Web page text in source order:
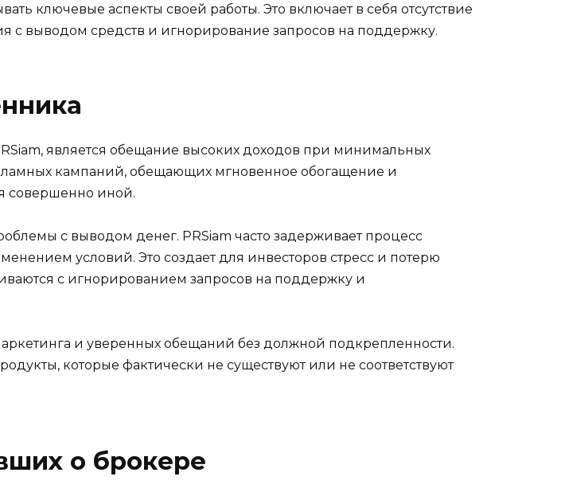
ключевые аспекты своей работы. Это включает в себя отсутствие
с выводом средств и игнорирование запросов на поддержку.
является обещание высоких доходов при минимальных
кампаний, обещающих мгновенное обогащение и
совершенно иной.
с выводом денег. PRSiam часто задерживает процесс
условий. Это создает для инвесторов стресс и потерю
с игнорированием запросов на поддержку и
и уверенных обещаний без должной подкрепленности.
которые фактически не существуют или не соответствуют
о брокере